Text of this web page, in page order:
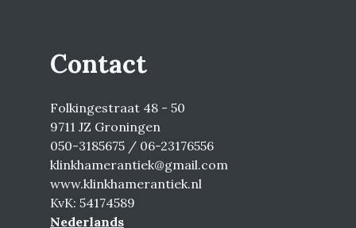
Contact
Folkingestraat 48 - 50
9711 JZ Groningen
050-3185675 / 06-23176556
klinkhamerantiek@gmail.com
www.klinkhamerantiek.nl
KvK: 54174589
Nederlands